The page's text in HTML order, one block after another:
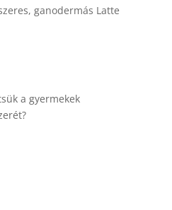
ganodermás Latte
a gyermekek